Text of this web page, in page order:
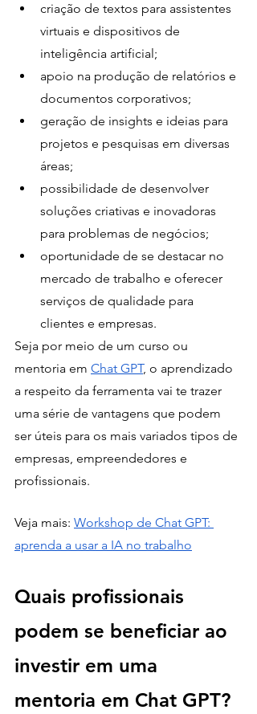
criação de textos para assistentes
virtuais e dispositivos de
inteligência artificial;
apoio na produção de relatórios e
documentos corporativos;
geração de insights e ideias para
projetos e pesquisas em diversas
áreas;
possibilidade de desenvolver
soluções criativas e inovadoras
para problemas de negócios;
oportunidade de se destacar no
mercado de trabalho e oferecer
serviços de qualidade para
clientes e empresas.
Seja por meio de um curso ou
mentoria em Chat GPT, o aprendizado
a respeito da ferramenta vai te trazer
uma série de vantagens que podem
ser úteis para os mais variados tipos de
empresas, empreendedores e
profissionais.
Veja mais: Workshop de Chat GPT:
aprenda a usar a IA no trabalho
Quais profissionais
podem se beneficiar ao
investir em uma
mentoria em Chat GPT?